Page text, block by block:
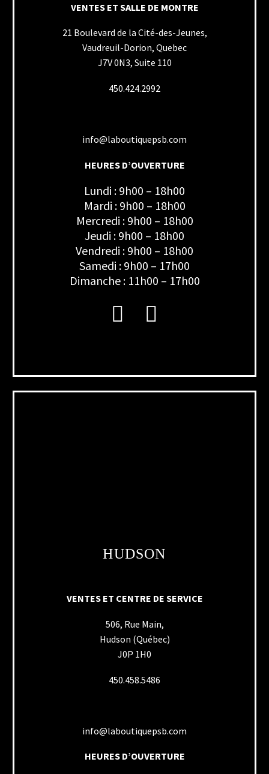
VENTES ET SALLE DE MONTRE
21 Boulevard de la Cité-des-Jeunes,
Vaudreuil-Dorion, Quebec
J7V 0N3, Suite 110
450.424.2992
info@laboutiquepsb.com
HEURES D’OUVERTURE
Lundi : 9h00 – 18h00
Mardi : 9h00 – 18h00
Mercredi : 9h00 – 18h00
Jeudi : 9h00 – 18h00
Vendredi : 9h00 – 18h00
Samedi : 9h00 – 17h00
Dimanche : 11h00 – 17h00
HUDSON
VENTES ET CENTRE DE SERVICE
506, Rue Main,
Hudson (Québec)
J0P 1H0
450.458.5486
info@laboutiquepsb.com
HEURES D’OUVERTURE